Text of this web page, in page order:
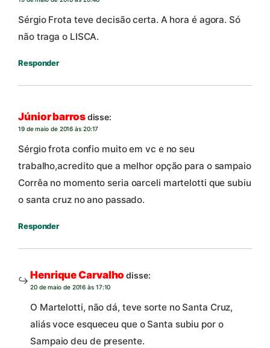
Sérgio Frota teve decisão certa. A hora é agora. Só
não traga o LISCA.
Responder
Júnior barrosdisse:
19 de maio de 2016 às 20:17
Sérgio frota confio muito em vc e no seu
trabalho,acredito que a melhor opção para o sampaio
Corrêa no momento seria oarceli martelotti que subiu
o santa cruz no ano passado.
Responder
Henrique Carvalho disse:
20 de maio de 2016 às 17:10
O Martelotti, não dá, teve sorte no Santa Cruz,
aliás voce esqueceu que o Santa subiu por o
Sampaio deu de presente.